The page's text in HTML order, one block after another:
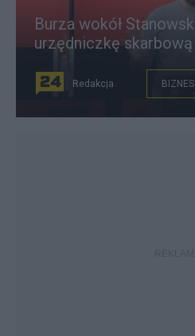
Burza wokół
urzędniczkę
Redakcja BIZNES